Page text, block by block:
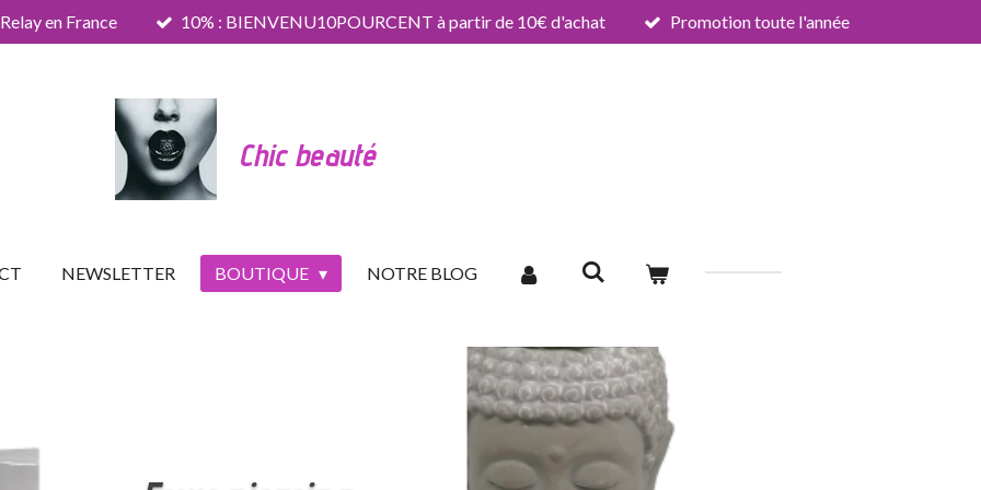
en France 10% : BIENVENU10POURCENT à partir de 10€ d'achat Promotion toute l'année
Chic beauté
NEWSLETTER BOUTIQUE NOTRE BLOG